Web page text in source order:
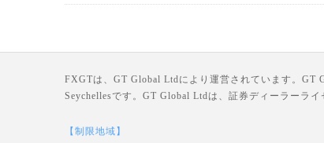
FXGTは、GT Global Ltdにより運営されています。GT
Seychellesです。GT Global Ltdは、証券ディーラーラ
【制限地域】